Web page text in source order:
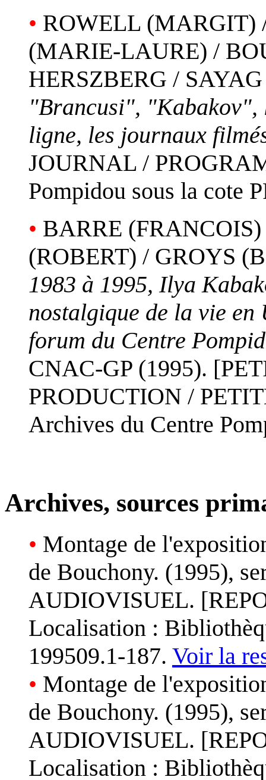
• ROWELL (MARGIT)
(MARIE-LAURE) /
HERSZBERG /
"Brancusi",
ligne, les journaux
JOURNAL /
Pompidou sous la cote
• BARRE
(ROBERT) / GROYS
1983 à 1995, Ilya
nostalgique de la vie
forum du Centre
CNAC-GP (1995).
PRODUCTION /
Archives du Centre
Archives, sources
• Montage de
de Bouchony. (1995),
AUDIOVISUEL.
Localisation :
199509.1-187. Voir la
• Montage de
de Bouchony. (1995),
AUDIOVISUEL.
Localisation :